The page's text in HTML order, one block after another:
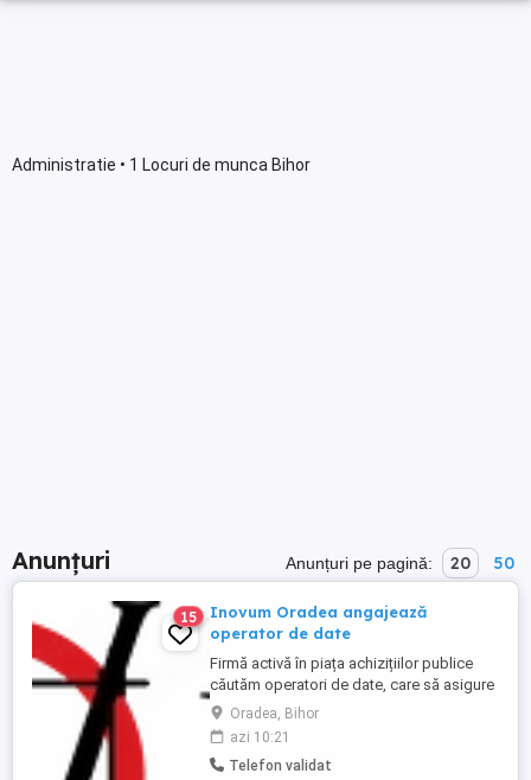
Administratie • 1 Locuri de munca Bihor
Anunțuri Anunțuri pe pagină: 20 50
15
Inovum Oradea angajează
operator de date
Firmă activă în piața achizițiilor publice
căutăm operatori de date, care să asigure
gestionarea întregului proces de ofertare
și gestionare documente în platforma
SEAP. Nu căutăm neapărat experiență, ci o
persoană isteață, serioasă și dornică să
Oradea, Bihor
azi 10:21
Telefon validat